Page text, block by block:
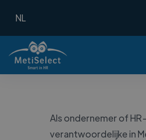
NL
Als ondernemer of HR-
verantwoordelijke in